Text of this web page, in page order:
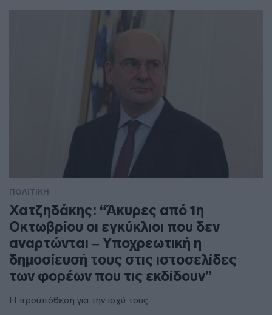
ΠΟΛΙΤΙΚΗ
Χατζηδάκης: “Άκυρες από 1η
Οκτωβρίου οι εγκύκλιοι που δεν
αναρτώνται – Υποχρεωτική η
δημοσίευσή τους στις ιστοσελίδες
των φορέων που τις εκδίδουν”
Η προϋπόθεση για την ισχύ τους